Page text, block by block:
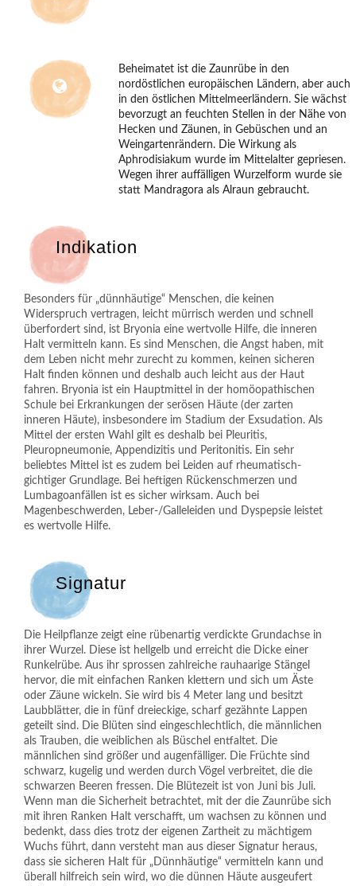
Beheimatet ist die Zaunrübe in den
nordöstlichen europäischen Ländern, aber auch
in den östlichen Mittelmeerländern. Sie wächst
bevorzugt an feuchten Stellen in der Nähe von
Hecken und Zäunen, in Gebüschen und an
Weingartenrändern. Die Wirkung als
Aphrodisiakum wurde im Mittelalter gepriesen.
Wegen ihrer auffälligen Wurzelform wurde sie
statt Mandragora als Alraun gebraucht.
Indikation
Besonders für „dünnhäutige“ Menschen, die keinen
Widerspruch vertragen, leicht mürrisch werden und schnell
überfordert sind, ist Bryonia eine wertvolle Hilfe, die inneren
Halt vermitteln kann. Es sind Menschen, die Angst haben, mit
dem Leben nicht mehr zurecht zu kommen, keinen sicheren
Halt finden können und deshalb auch leicht aus der Haut
fahren. Bryonia ist ein Hauptmittel in der homöopathischen
Schule bei Erkrankungen der serösen Häute (der zarten
inneren Häute), insbesondere im Stadium der Exsudation. Als
Mittel der ersten Wahl gilt es deshalb bei Pleuritis,
Pleuropneumonie, Appendizitis und Peritonitis. Ein sehr
beliebtes Mittel ist es zudem bei Leiden auf rheumatisch-
gichtiger Grundlage. Bei heftigen Rückenschmerzen und
Lumbagoanfällen ist es sicher wirksam. Auch bei
Magenbeschwerden, Leber-/Galleleiden und Dyspepsie leistet
es wertvolle Hilfe.
Signatur
Die Heilpflanze zeigt eine rübenartig verdickte Grundachse in
ihrer Wurzel. Diese ist hellgelb und erreicht die Dicke einer
Runkelrübe. Aus ihr sprossen zahlreiche rauhaarige Stängel
hervor, die mit einfachen Ranken klettern und sich um Äste
oder Zäune wickeln. Sie wird bis 4 Meter lang und besitzt
Laubblätter, die in fünf dreieckige, scharf gezähnte Lappen
geteilt sind. Die Blüten sind eingeschlechtlich, die männlichen
als Trauben, die weiblichen als Büschel entfaltet. Die
männlichen sind größer und augenfälliger. Die Früchte sind
schwarz, kugelig und werden durch Vögel verbreitet, die die
schwarzen Beeren fressen. Die Blütezeit ist von Juni bis Juli.
Wenn man die Sicherheit betrachtet, mit der die Zaunrübe sich
mit ihren Ranken Halt verschafft, um wachsen zu können und
bedenkt, dass dies trotz der eigenen Zartheit zu mächtigem
Wuchs führt, dann versteht man aus dieser Signatur heraus,
dass sie sicheren Halt für „Dünnhäutige“ vermitteln kann und
überall hilfreich sein wird, wo die dünnen Häute ausgeufert